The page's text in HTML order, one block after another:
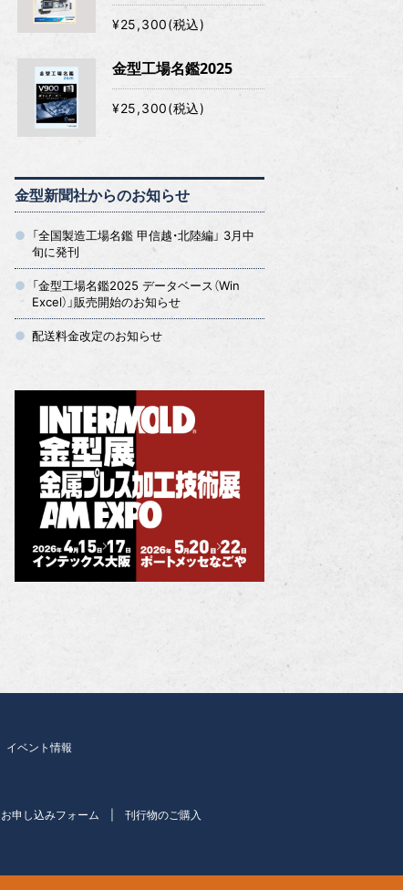
¥25,300(税込)
金型工場名鑑2025
¥25,300(税込)
金型新聞社からのお知らせ
「全国製造工場名鑑 甲信越・北陸編」 3月中
旬に発刊
「金型工場名鑑2025 データベース（Win
Excel）」販売開始のお知らせ
配送料金改定のお知らせ
イベント情報
お申し込みフォーム 刊行物のご購入